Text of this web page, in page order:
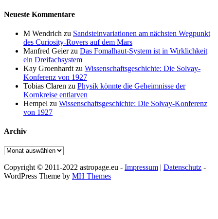
Neueste Kommentare
M Wendrich zu Sandsteinvariationen am nächsten Wegpunkt
des Curiosity-Rovers auf dem Mars
Manfred Geierzu Das Fomalhaut-System ist in Wirklichkeit
ein Dreifachsystem
Kay Groenhardt zu Wissenschaftsgeschichte: Die Solvay-
Konferenz von 1927
Tobias Claren zu Physik könnte die Geheimnisse der
Kornkreise entlarven
Hempel zu Wissenschaftsgeschichte: Die Solvay-Konferenz
von 1927
Archiv
Archiv
Copyright © 2011-2022 astropage.eu - Impressum | Datenschutz -
WordPress Theme by MH Themes